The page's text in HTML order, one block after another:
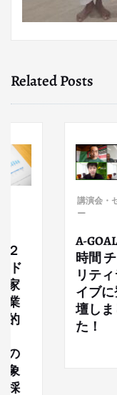
Related Posts
講演会・セミナ
A-GOAL 24
時間 チャ
リティラ
イブに登
壇しまし
た！